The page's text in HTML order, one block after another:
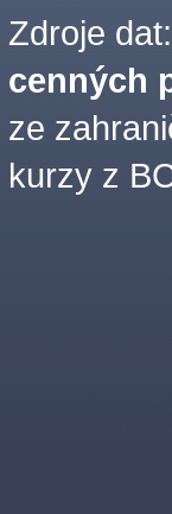
Zdroje dat:
cenných
ze
kurzy z